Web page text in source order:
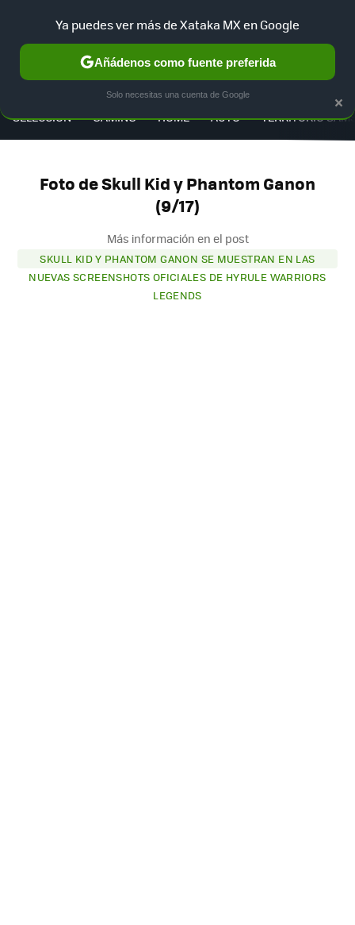
SELECCIÓN GAMING HOME AUTO TERRITORIO
Foto de Skull Kid y Phantom Ganon
(9/17)
Más información en el post
SKULL KID Y PHANTOM GANON SE MUESTRAN EN LAS
NUEVAS SCREENSHOTS OFICIALES DE HYRULE WARRIORS
LEGENDS
×
Ya puedes ver más de Xataka MX en Google
Añádenos como fuente preferida
Solo necesitas una cuenta de Google